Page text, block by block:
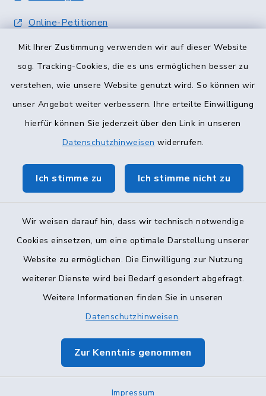
Mit Ihrer Zustimmung verwenden wir auf dieser Website
sog. Tracking-Cookies, die es uns ermöglichen besser zu
verstehen, wie unsere Website genutzt wird. So können wir
unser Angebot weiter verbessern. Ihre erteilte Einwilligung
hierfür können Sie jederzeit über den Link in unseren
Datenschutzhinweisen widerrufen.
Ich stimme zu Ich stimme nicht zu
Wir weisen darauf hin, dass wir technisch notwendige
Cookies einsetzen, um eine optimale Darstellung unserer
Website zu ermöglichen. Die Einwilligung zur Nutzung
weiterer Dienste wird bei Bedarf gesondert abgefragt.
Weitere Informationen finden Sie in unseren
Datenschutzhinweisen.
Zur Kenntnis genommen
Impressum
Online-Petitionen
Terminvergabe
Barrierefreiheit